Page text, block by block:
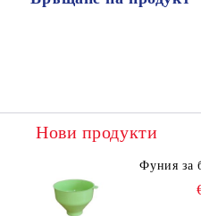
Нови продукти
Фуния за